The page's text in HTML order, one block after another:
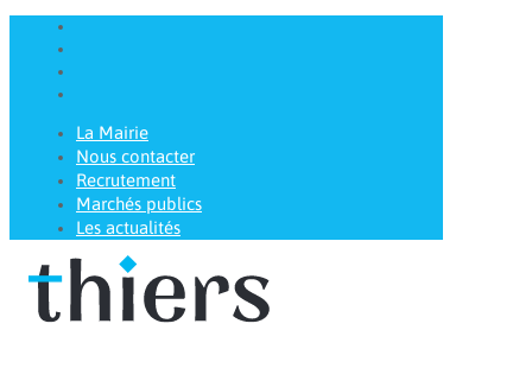
La Mairie
Nous contacter
Recrutement
Marchés publics
Les actualités